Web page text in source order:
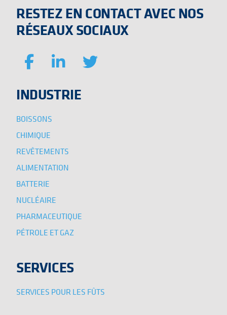
RESTEZ EN CONTACT AVEC NOS
RÉSEAUX SOCIAUX
INDUSTRIE
BOISSONS
CHIMIQUE
REVÊTEMENTS
ALIMENTATION
BATTERIE
NUCLÉAIRE
PHARMACEUTIQUE
PÉTROLE ET GAZ
SERVICES
SERVICES POUR LES FÛTS